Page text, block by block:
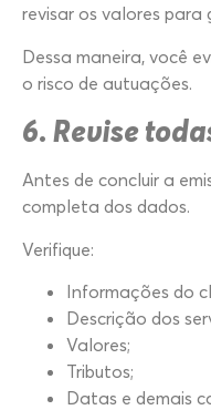
revisar os valores
Dessa maneira, você
o risco de autuações.
6. Revise
Antes de concluir a
completa dos dados.
Verifique:
Informações do
Descrição dos
Valores;
Tributos;
Datas e demais